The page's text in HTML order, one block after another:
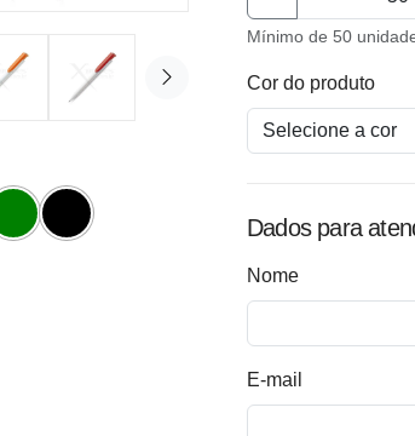
Mínimo de 50
Cor do produto
Dados para
Nome
E-mail